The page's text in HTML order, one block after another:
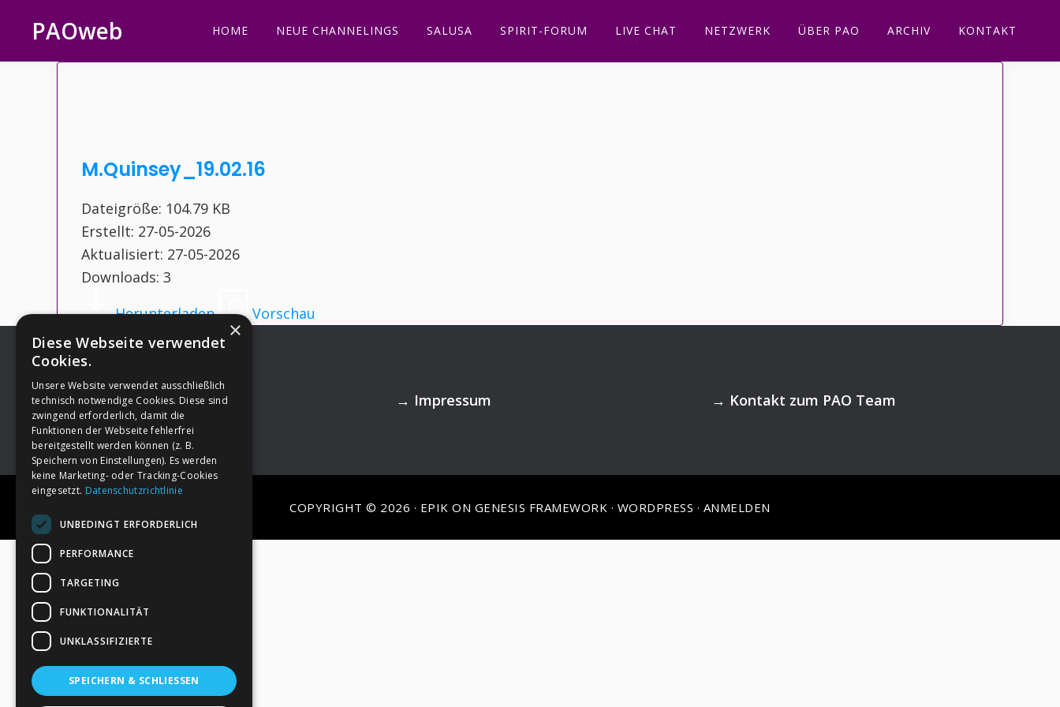
Hauptnavigation
springen
Inhalt
springen
Seitenspalte
springen
Fußzeile
springen
PAOweb HOME NEUE CHANNELINGS SALUSA SPIRIT-FORUM LIVE CHAT NETZWERK ÜBER PAO ARCHIV KONTAKT
M.Quinsey_19.02.16
Dateigröße: 104.79 KB
Erstellt: 27-05-2026
Aktualisiert: 27-05-2026
Downloads: 3
Herunterladen
Vorschau
Footer →Deine Spende → Impressum → Kontakt zum PAO Team
COPYRIGHT © 2026 · EPIK ON GENESIS FRAMEWORK · WORDPRESS · ANMELDEN
×
Diese Webseite verwendet
Cookies.
Unsere Website verwendet ausschließlich
technisch notwendige Cookies. Diese sind
zwingend erforderlich, damit die
Funktionen der Webseite fehlerfrei
bereitgestellt werden können (z. B.
Speichern von Einstellungen). Es werden
keine Marketing- oder Tracking-Cookies
eingesetzt. Datenschutzrichtlinie
UNBEDINGT ERFORDERLICH
PERFORMANCE
TARGETING
FUNKTIONALITÄT
UNKLASSIFIZIERTE
SPEICHERN & SCHLIESSEN